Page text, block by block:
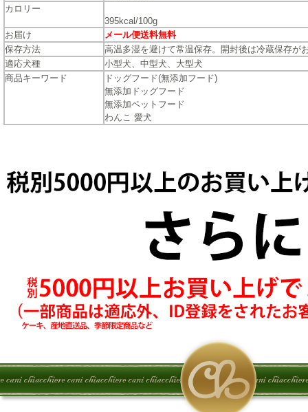
カロリー
395kcal/100g
お届け
メール便送料無料
保存方法
高温多湿を避けて常温保存。開封後は冷蔵保存が
適応犬種
小型犬、中型犬、大型犬
商品キーワード
ドッグフード(無添加フード)
無添加ドッグフード
無添加ペットフード
わんこ 愛犬